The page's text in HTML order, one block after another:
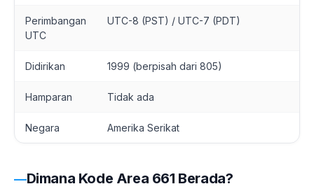
Perimbangan
UTC
UTC-8 (PST) / UTC-7 (PDT)
Didirikan 1999 (berpisah dari 805)
Hamparan Tidak ada
Negara Amerika Serikat
Dimana Kode Area 661 Berada?